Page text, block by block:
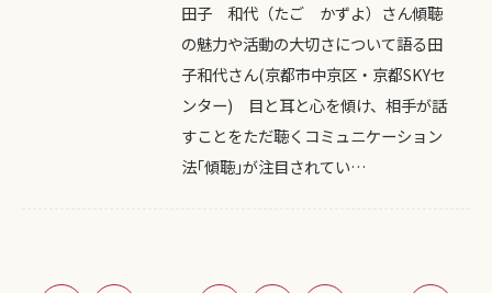
田子 和代（たご かずよ）さん傾聴
の魅力や活動の大切さについて語る田
子和代さん(京都市中京区・京都SKYセ
ンター) 目と耳と心を傾け、相手が話
すことをただ聴くコミュニケーション
法｢傾聴｣が注目されてい…